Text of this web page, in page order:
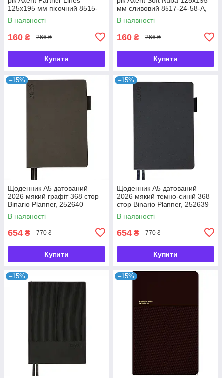
125х195 мм пісочний 8515-
24-53-A, 65647
В наявності
160 ₴ 266 ₴
Купити
мм сливовий 8517-24-58-A,
65653
В наявності
160 ₴ 266 ₴
Купити
–15%
Щоденник А5 датований
2026 мякий графіт 368 стор
Binario Planner, 252640
В наявності
654 ₴ 770 ₴
Купити
–15%
Щоденник А5 датований
2026 мякий темно-синій 368
стор Binario Planner, 252639
В наявності
654 ₴ 770 ₴
Купити
–15% –15%